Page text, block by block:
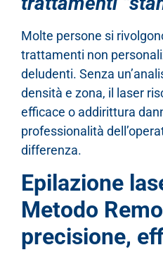
Molte persone si
trattamenti non
deludenti. Senza
densità e zona, il laser
efficace o addirittura
professionalità
differenza.
Epilazione
Metodo
precisione,